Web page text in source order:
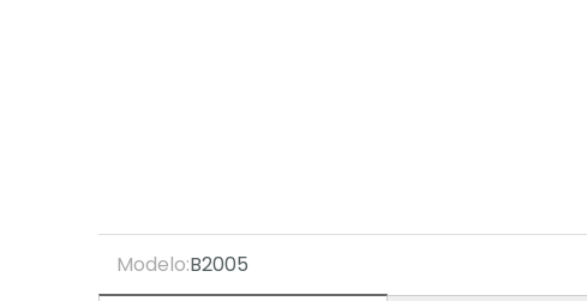
Modelo:B2005